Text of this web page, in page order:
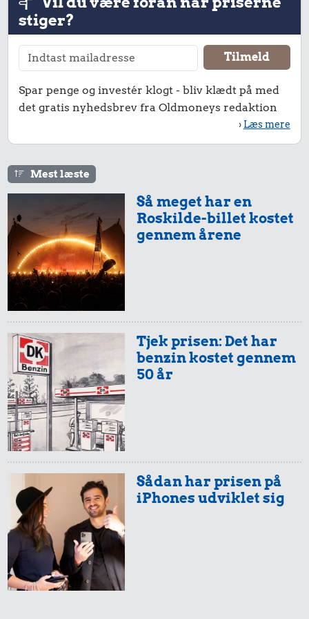
0,65 kr.
Strygejern
1,23 kr.
227 kr.
0,78 kr.
1/2 kg kaffe
chokolade
71 kr.
Kat
stiger?
Spar penge og investér klogt - bliv klædt på med
det gratis nyhedsbrev fra Oldmoneys redaktion
› Læs mere
Mest læste
Så meget har en
Roskilde-billet kostet
gennem årene
Tjek prisen: Det har
benzin kostet gennem
50 år
Sådan har prisen på
iPhones udviklet sig